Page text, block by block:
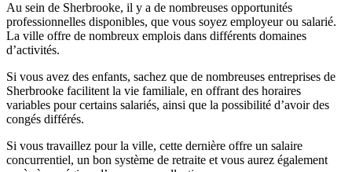
Au sein de Sherbrooke, il y a de nombreuses opportunités
professionnelles disponibles, que vous soyez employeur ou salarié.
La ville offre de nombreux emplois dans différents domaines
d’activités.
Si vous avez des enfants, sachez que de nombreuses entreprises de
Sherbrooke facilitent la vie familiale, en offrant des horaires
variables pour certains salariés, ainsi que la possibilité d’avoir des
congés différés.
Si vous travaillez pour la ville, cette dernière offre un salaire
concurrentiel, un bon système de retraite et vous aurez également